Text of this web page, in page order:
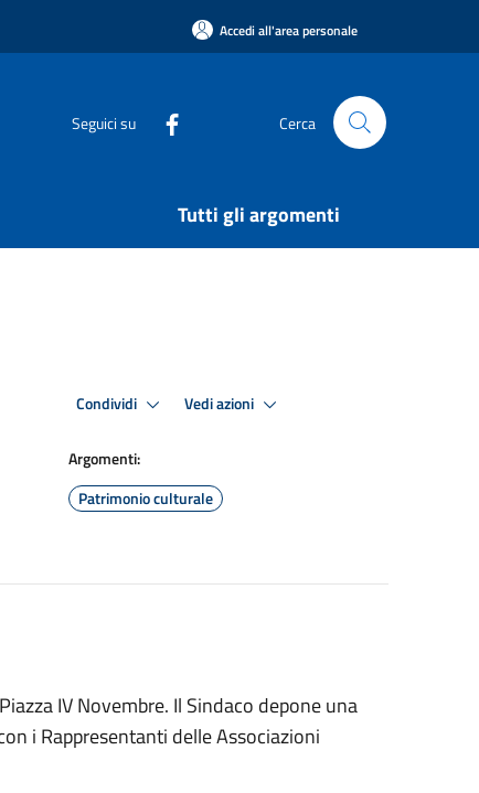
Accedi all'area personale
Seguici su Cerca
Tutti gli argomenti
Condividi Vedi azioni
Argomenti:
Patrimonio culturale
IV Novembre. Il Sindaco depone una
i Rappresentanti delle Associazioni